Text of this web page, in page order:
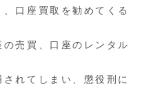
口座買取を勧めてくる
売買、口座のレンタル
れてしまい、懲役刑に